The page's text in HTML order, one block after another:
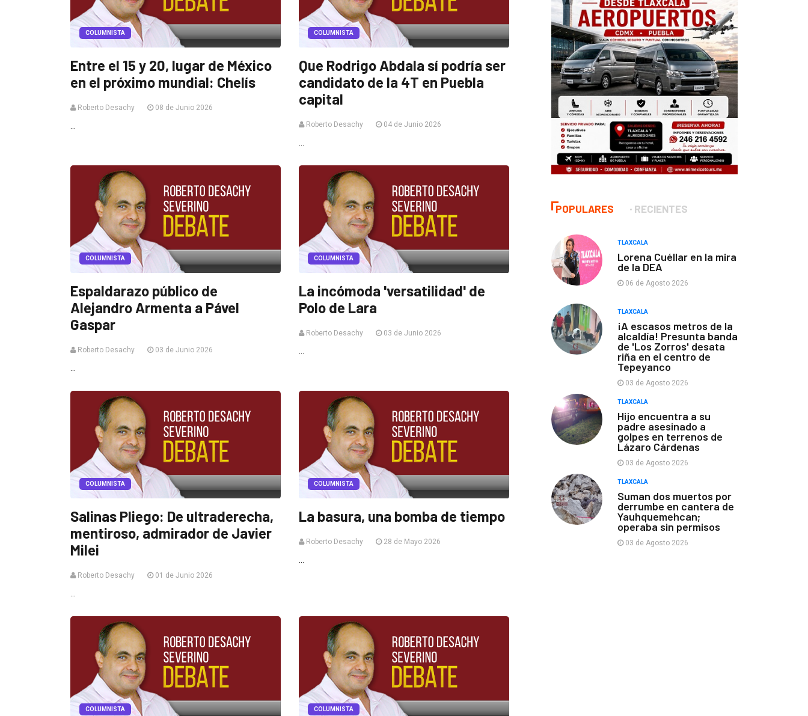
COLUMNISTA
Entre el 15 y 20, lugar de México
en el próximo mundial: Chelís
Roberto Desachy 08 de Junio 2026
...
COLUMNISTA
Que Rodrigo Abdala sí podría ser
candidato de la 4T en Puebla
capital
Roberto Desachy 04 de Junio 2026
...
COLUMNISTA
Espaldarazo público de
Alejandro Armenta a Pável
Gaspar
Roberto Desachy 03 de Junio 2026
...
COLUMNISTA
La incómoda 'versatilidad' de
Polo de Lara
Roberto Desachy 03 de Junio 2026
...
COLUMNISTA
Salinas Pliego: De ultraderecha,
mentiroso, admirador de Javier
Milei
Roberto Desachy 01 de Junio 2026
...
COLUMNISTA
La basura, una bomba de tiempo
Roberto Desachy 28 de Mayo 2026
...
COLUMNISTA COLUMNISTA
POPULARES RECIENTES
TLAXCALA
Lorena Cuéllar en la mira
de la DEA
06 de Agosto 2026
TLAXCALA
¡A escasos metros de la
alcaldía! Presunta banda
de 'Los Zorros' desata
riña en el centro de
Tepeyanco
03 de Agosto 2026
TLAXCALA
Hijo encuentra a su
padre asesinado a
golpes en terrenos de
Lázaro Cárdenas
03 de Agosto 2026
TLAXCALA
Suman dos muertos por
derrumbe en cantera de
Yauhquemehcan;
operaba sin permisos
03 de Agosto 2026